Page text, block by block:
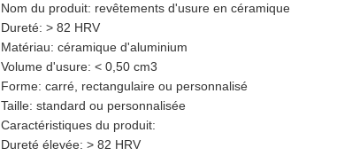
Nom du produit: revêtements d'usure en céramique
Dureté: > 82 HRV
Matériau: céramique d'aluminium
Volume d'usure: < 0,50 cm3
Forme: carré, rectangulaire ou personnalisé
Taille: standard ou personnalisée
Caractéristiques du produit:
Dureté élevée: > 82 HRV